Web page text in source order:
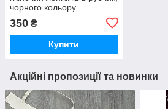
чорного кольору
350 ₴
Купити
Акційні пропозиції та новинки